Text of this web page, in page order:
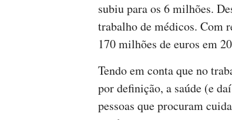
subiu para os 6 milhões.
trabalho de médicos. Com
170 milhões de euros em
Tendo em conta que no
por definição, a saúde (e
pessoas que procuram